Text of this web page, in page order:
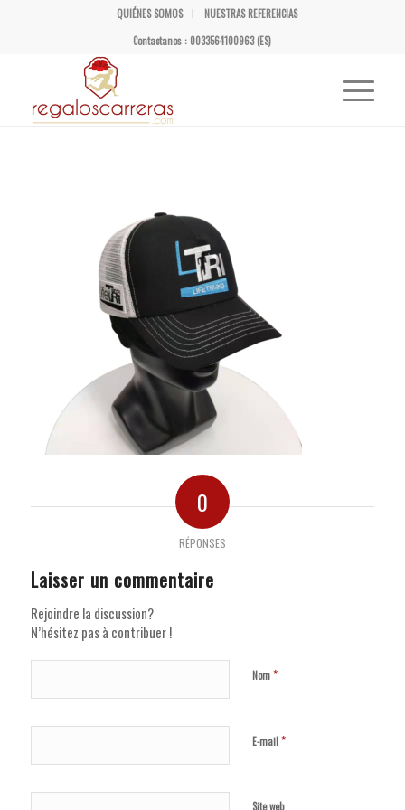
QUIÉNES SOMOS
NUESTRAS REFERENCIAS
Contactanos : 0033564100963 (ES)
0
RÉPONSES
Laisser un commentaire
Rejoindre la discussion?
N’hésitez pas à contribuer !
Nom*
E-mail*
Site web